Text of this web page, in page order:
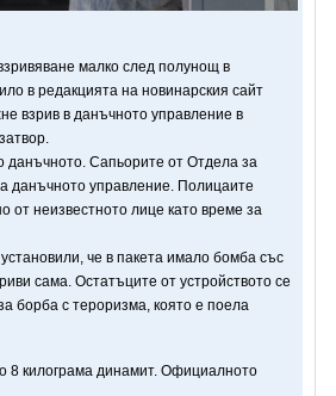
малко след полунощ в
в редакцията на новинарския сайт
взрив в данъчното управление в
данъчното. Сапьорите от Отдела за
данъчното управление. Полицаите
от неизвестното лице като време за
че в пакета имало бомба със
сама. Остатъците от устройството се
борба с тероризма, която е поела
8 килограма динамит. Официалното